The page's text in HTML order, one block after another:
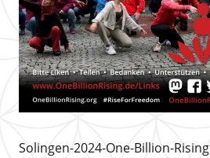
Solingen-2024-One-Billion-Rising